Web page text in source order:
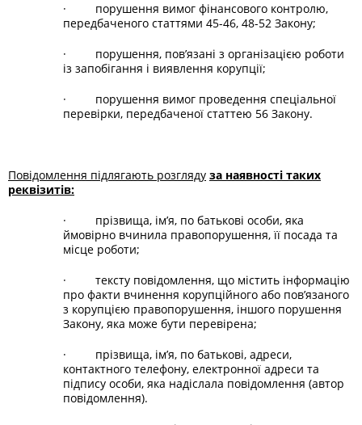
· порушення вимог фінансового контролю,
передбаченого статтями 45-46, 48-52 Закону;
· порушення, пов’язані з організацією роботи
із запобігання і виявлення корупції;
· порушення вимог проведення спеціальної
перевірки, передбаченої статтею 56 Закону.
Повідомлення підлягають розгляду за наявності таких
реквізитів:
· прізвища, ім’я, по батькові особи, яка
ймовірно вчинила правопорушення, її посада та
місце роботи;
· тексту повідомлення, що містить інформацію
про факти вчинення корупційного або пов’язаного
з корупцією правопорушення, іншого порушення
Закону, яка може бути перевірена;
· прізвища, ім’я, по батькові, адреси,
контактного телефону, електронної адреси та
підпису особи, яка надіслала повідомлення (автор
повідомлення).